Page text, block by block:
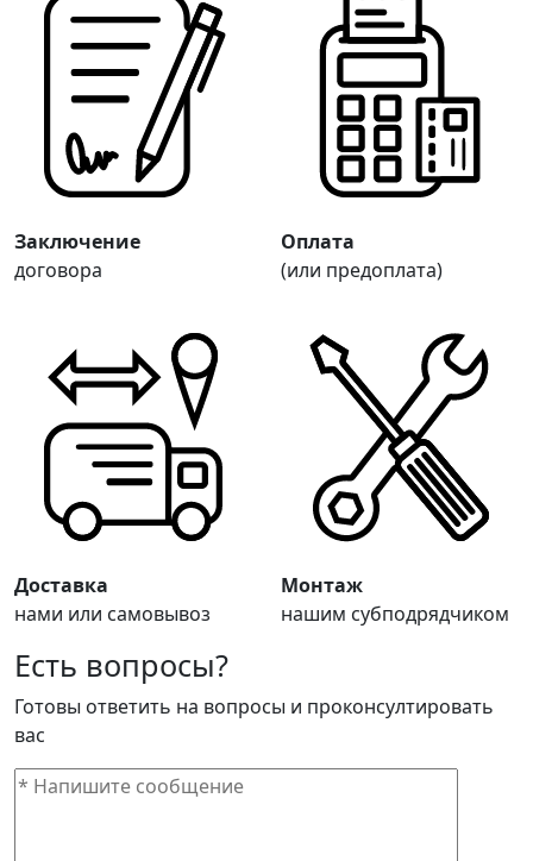
Заключение
договора
Оплата
(или предоплата)
Доставка
нами или самовывоз
Монтаж
нашим субподрядчиком
Есть вопросы?
Готовы ответить на вопросы и проконсултировать
вас